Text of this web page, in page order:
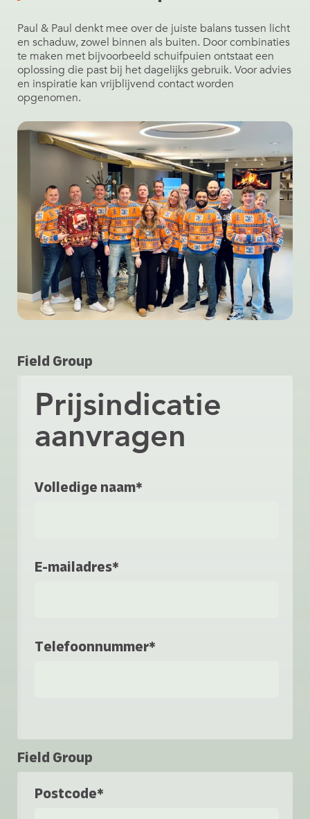
Paul & Paul denkt mee over de juiste balans tussen licht
en schaduw, zowel binnen als buiten. Door combinaties
te maken met bijvoorbeeld schuifpuien ontstaat een
oplossing die past bij het dagelijks gebruik. Voor advies
en inspiratie kan vrijblijvend contact worden
opgenomen.
Field Group
Prijsindicatie
aanvragen
Volledige naam*
E-mailadres*
Telefoonnummer*
Field Group
Postcode*